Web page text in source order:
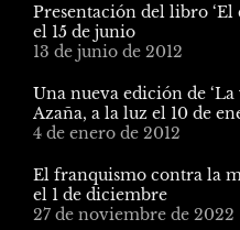
Presentación del libro ‘El
el 15 de junio
13 de junio de 2012
Una nueva edición de
Azaña, a la luz el 10 de
4 de enero de 2012
El franquismo contra la
el 1 de diciembre
27 de noviembre de 2022